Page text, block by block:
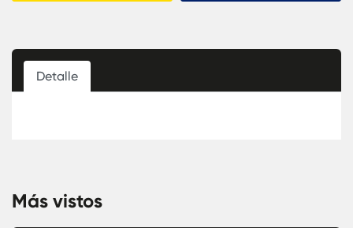
Detalle
Más vistos